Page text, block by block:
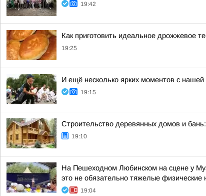
19:42
Как приготовить идеальное дрожжевое
19:25
И ещё несколько ярких моментов с
19:15
Строительство деревянных домов и
19:10
На Пешеходном Любинском на сцене у
это не обязательно тяжелые физические
19:04